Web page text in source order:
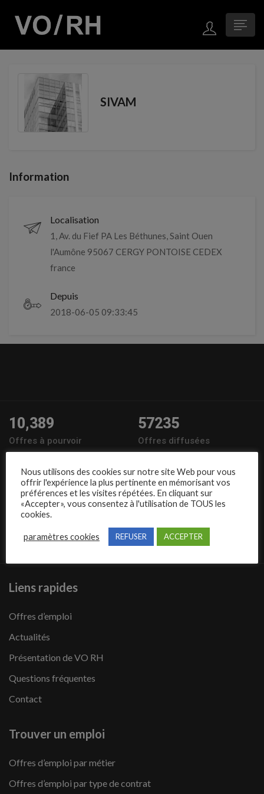
SIVAM
Information
Localisation
1, Av. du Fief PA Les Béthunes, Saint Ouen
l'Aumône 95067 CERGY PONTOISE CEDEX
france
Depuis
2018-06-05 09:33:45
10,389
Offres à pourvoir
57235
Offres diffusées
1,504
Entreprises
95,486
Candidats
Nous suivre
Liens rapides
Offres d’emploi
Actualités
Présentation de VO RH
Questions fréquentes
Contact
Trouver un emploi
Offres d’emploi par métier
Offres d’emploi par type de contrat
Nous utilisons des cookies sur notre site Web pour vous
offrir l'expérience la plus pertinente en mémorisant vos
préférences et les visites répétées. En cliquant sur
«Accepter», vous consentez à l'utilisation de TOUS les
cookies.
paramètres cookies REFUSER ACCEPTER